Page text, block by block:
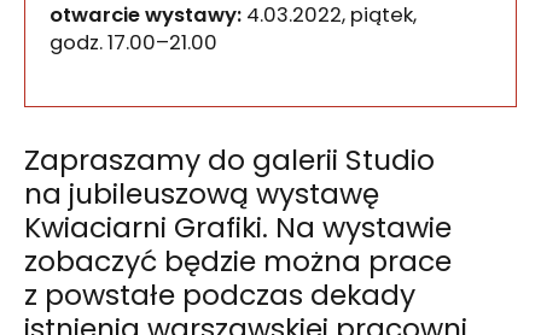
otwarcie wystawy: 4.03.2022, piątek,
godz. 17.00–21.00
Zapraszamy do galerii Studio
na jubileuszową wystawę
Kwiaciarni Grafiki. Na wystawie
zobaczyć będzie można prace
z powstałe podczas dekady